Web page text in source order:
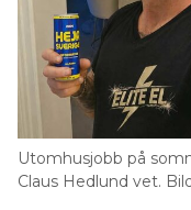
Utomhusjobb på
Claus Hedlund vet.